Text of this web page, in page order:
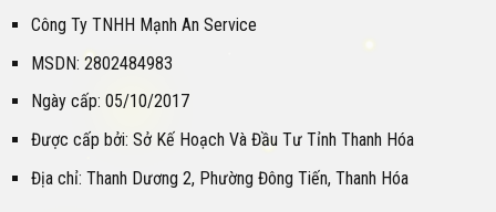
Công Ty TNHH Mạnh An Service
MSDN: 2802484983
Ngày cấp: 05/10/2017
Được cấp bởi: Sở Kế Hoạch Và Đầu Tư Tỉnh Thanh Hóa
Địa chỉ: Thanh Dương 2, Phường Đông Tiến, Thanh Hóa